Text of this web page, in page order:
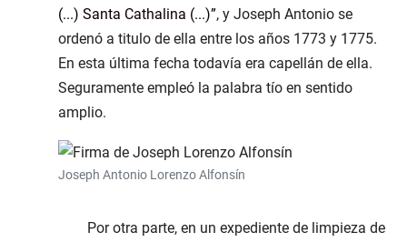
(...) Santa Cathalina (...) , y Joseph Antonio se
ordenó a titulo de ella entre los años 1773 y 1775.
En esta última fecha todavía era capellán de ella.
Seguramente empleó la palabra tío en sentido
amplio.
Joseph Antonio Lorenzo Alfonsín
Por otra parte, en un expediente de limpieza de